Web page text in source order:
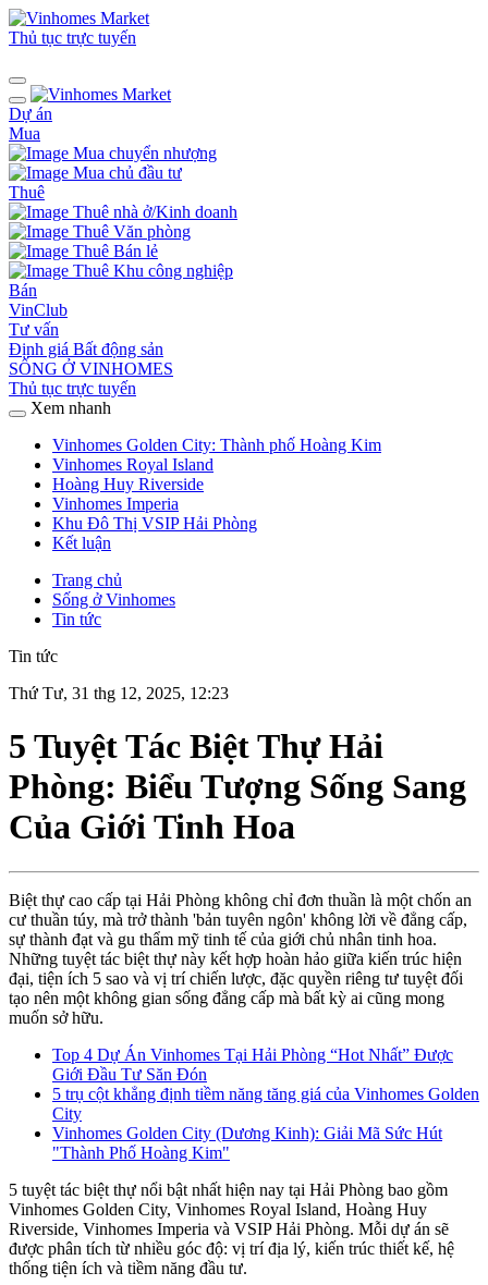
Thủ tục trực tuyến
Dự án
Mua
Mua chuyển nhượng
Mua chủ đầu tư
Thuê
Thuê nhà ở/Kinh doanh
Thuê Văn phòng
Thuê Bán lẻ
Thuê Khu công nghiệp
Bán
VinClub
Tư vấn
Định giá Bất động sản
SỐNG Ở VINHOMES
Thủ tục trực tuyến
Xem nhanh
Vinhomes Golden City: Thành phố Hoàng Kim
Vinhomes Royal Island
Hoàng Huy Riverside
Vinhomes Imperia
Khu Đô Thị VSIP Hải Phòng
Kết luận
Trang chủ
Sống ở Vinhomes
Tin tức
Tin tức
Thứ Tư, 31 thg 12, 2025, 12:23
5 Tuyệt Tác Biệt Thự Hải
Phòng: Biểu Tượng Sống Sang
Của Giới Tinh Hoa
Biệt thự cao cấp tại Hải Phòng không chỉ đơn thuần là một chốn an
cư thuần túy, mà trở thành 'bản tuyên ngôn' không lời về đẳng cấp,
sự thành đạt và gu thẩm mỹ tinh tế của giới chủ nhân tinh hoa.
Những tuyệt tác biệt thự này kết hợp hoàn hảo giữa kiến trúc hiện
đại, tiện ích 5 sao và vị trí chiến lược, đặc quyền riêng tư tuyệt đối
tạo nên một không gian sống đẳng cấp mà bất kỳ ai cũng mong
muốn sở hữu.
Top 4 Dự Án Vinhomes Tại Hải Phòng “Hot Nhất” Được
Giới Đầu Tư Săn Đón
5 trụ cột khẳng định tiềm năng tăng giá của Vinhomes Golden
City
Vinhomes Golden City (Dương Kinh): Giải Mã Sức Hút
"Thành Phố Hoàng Kim"
5 tuyệt tác biệt thự nổi bật nhất hiện nay tại Hải Phòng bao gồm
Vinhomes Golden City, Vinhomes Royal Island, Hoàng Huy
Riverside, Vinhomes Imperia và VSIP Hải Phòng. Mỗi dự án sẽ
được phân tích từ nhiều góc độ: vị trí địa lý, kiến trúc thiết kế, hệ
thống tiện ích và tiềm năng đầu tư.